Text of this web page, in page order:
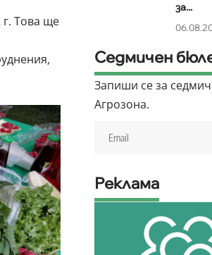
г. Това ще
за...
Седмичен
Запиши се за
Агрозона.
Реклама